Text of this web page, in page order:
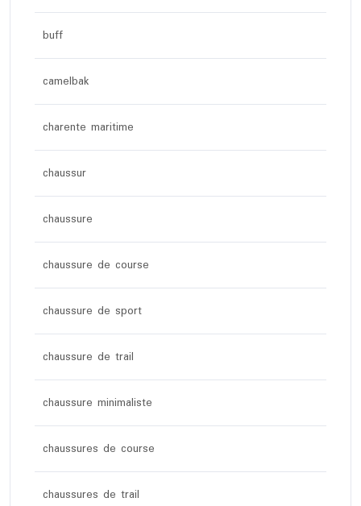
buff
camelbak
charente maritime
chaussur
chaussure
chaussure de course
chaussure de sport
chaussure de trail
chaussure minimaliste
chaussures de course
chaussures de trail